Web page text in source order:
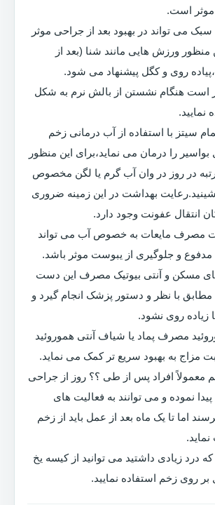
موثر است.
می تواند در بهبود بعد از جراحی موثر
منظور ورزش هایی مانند شنا (بعد از
روی و کگل پیشنهاد می شود.
است هنگام نشستن از بالش نرم به شکل
نمایید.
سیتز با استفاده از آب درمانی زخم
را درمان می نماید،برای این منظور
در روز در وان آب گرم یا لگن مخصوص
بهداشت در این زمینه ضروری
انتقال عفونت وجود دارد.
مصرف مایعات به خصوص آب می تواند
مدفوع و جلوگیری از یبوست موثر باشد.
مسکن و آنتی بیوتیک مصرف این دست
مطابق با نظر و دستور پزشک انجام گیرد و
زیاده روی نشود.
مصرف پماد یا شیاف آنتی هموروئید
مزاج به بهبود سریع تر کمک می نماید.
معمولاً افراد پس از طی ؟؟ روز از جراحی
نموده و می توانند به فعالیت های
اما تا یک ماه بعد از عمل باید از زخم
درد زیادی داشتید می توانید از کیسه یخ
بر روی زخم استفاده نمایید.